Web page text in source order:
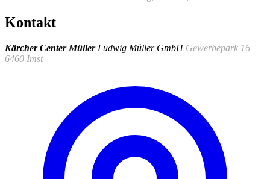
Kontakt
Kärcher Center Müller Ludwig Müller GmbH Gewerbepark 16
6460 Imst